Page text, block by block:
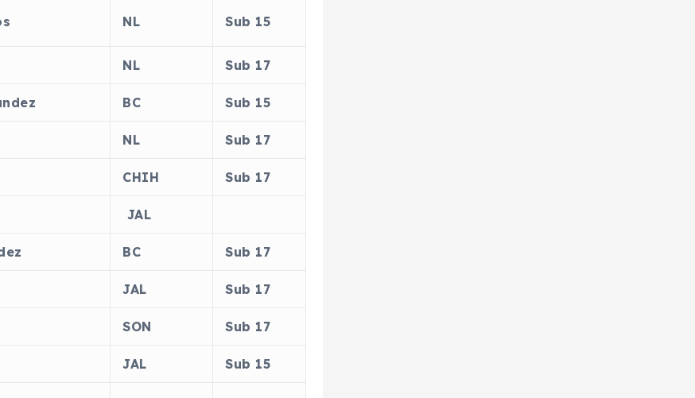
NL Sub 15
NL Sub 17
BC Sub 15
NL Sub 17
CHIH Sub 17
JAL
BC Sub 17
JAL Sub 17
SON Sub 17
JAL Sub 15